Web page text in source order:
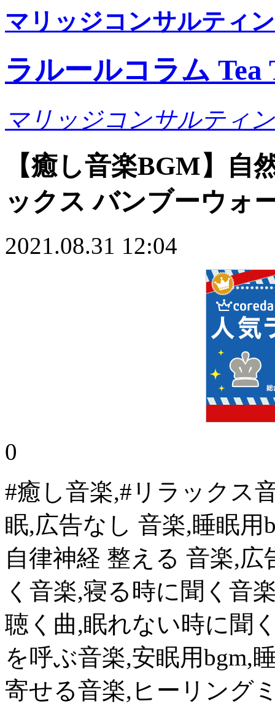
マリッジコンサルティ
ラルールコラム Tea
マリッジコンサルティ
【癒し音楽BGM】自
ックス バンブーウォ
2021.08.31 12:04
0
#癒し音楽,#リラックス
眠,広告なし 音楽,睡眠用
自律神経 整える 音楽,
く音楽,寝る時に聞く音
聴く曲,眠れない時に聞
を呼ぶ音楽,安眠用bgm,
寄せる音楽,ヒーリング